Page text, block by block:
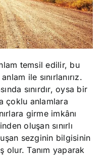
temsil edilir, bu
ile sınırlanırız.
sınırdır, oysa bir
çoklu anlamlara
girme imkânı
oluşan sınırlı
sezginin bilgisinin
olur. Tanım yaparak